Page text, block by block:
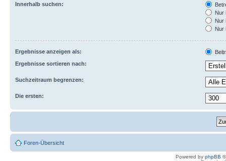
Innerhalb suchen:
Nur
Nur
Nur
Ergebnisse anzeigen als:
Ergebnisse sortieren nach:
Suchzeitraum begrenzen:
Die ersten:
Foren-Übersicht
Powered by phpBB